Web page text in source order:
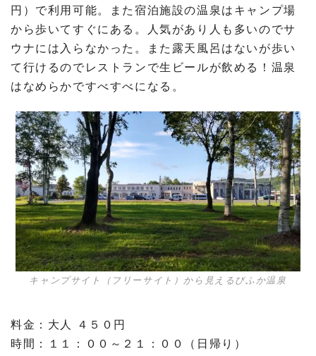
円）で利用可能。また宿泊施設の温泉はキャンプ場
から歩いてすぐにある。人気があり人も多いのでサ
ウナには入らなかった。また露天風呂はないが歩い
て行けるのでレストランで生ビールが飲める！温泉
はなめらかですべすべになる。
キャンプサイト（フリーサイト）から見えるびふか温泉
料金：大人 ４５０円
時間：１１：００～２１：００（日帰り）